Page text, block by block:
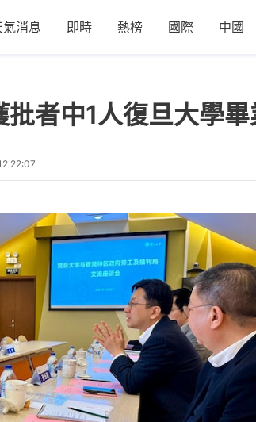
氣消息 即時 熱榜 國際 中國
批者中1人復旦大學
22:07